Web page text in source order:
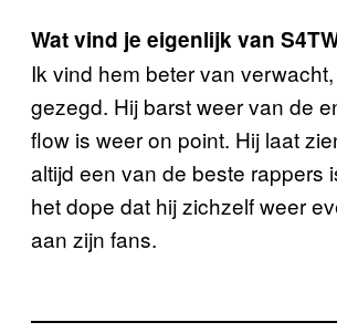
Wat vind je eigenlijk van
Ik vind hem beter van
gezegd. Hij barst weer van de
flow is weer on point. Hij laat
altijd een van de beste rappers
het dope dat hij zichzelf weer
aan zijn fans.